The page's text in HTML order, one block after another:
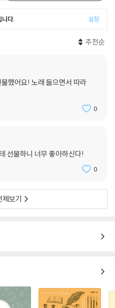
니다. 설정
추천순
했어요! 노래 들으면서 따라
0
선물하니 너무 좋아하신다!
0
보기